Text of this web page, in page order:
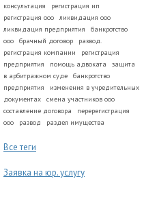
консультация
регистрация ип
регистрация ооо
ликвидация ооо
ликвидация предприятия
банкротство
ооо
брачный договор
развод.
регистрация компании
регистрация
предприятия
помощь адвоката
защита
в арбитражном суде
банкротство
предприятия
изменения в учредительных
документах
смена участников ооо
составление договора
перерегистрация
ооо
развод раздел имущества
Все теги
Заявка на юр. услугу